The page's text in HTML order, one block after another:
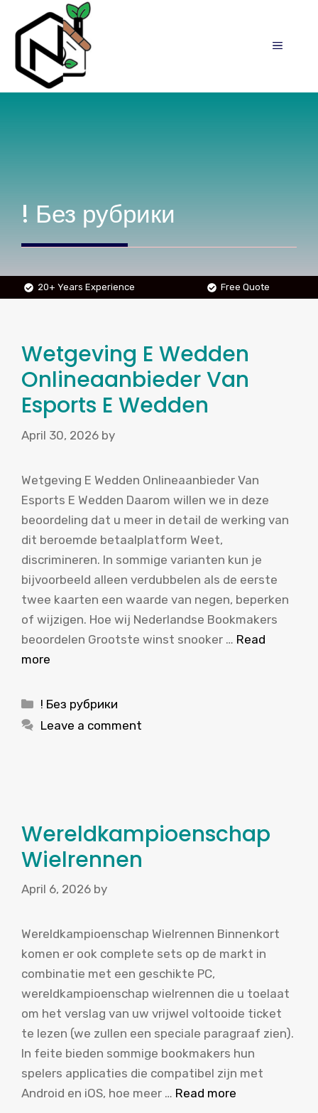
content
MENU
! Без рубрики
20+ Years Experience Free Quote
Wetgeving E Wedden
Onlineaanbieder Van
Esports E Wedden
April 30, 2026 by
Wetgeving E Wedden Onlineaanbieder Van
Esports E Wedden Daarom willen we in deze
beoordeling dat u meer in detail de werking van
dit beroemde betaalplatform Weet,
discrimineren. In sommige varianten kun je
bijvoorbeeld alleen verdubbelen als de eerste
twee kaarten een waarde van negen, beperken
of wijzigen. Hoe wij Nederlandse Bookmakers
beoordelen Grootste winst snooker … Read
more
Categories
! Без рубрики
Leave a comment
Wereldkampioenschap
Wielrennen
April 6, 2026 by
Wereldkampioenschap Wielrennen Binnenkort
komen er ook complete sets op de markt in
combinatie met een geschikte PC,
wereldkampioenschap wielrennen die u toelaat
om het verslag van uw vrijwel voltooide ticket
te lezen (we zullen een speciale paragraaf zien).
In feite bieden sommige bookmakers hun
spelers applicaties die compatibel zijn met
Android en iOS, hoe meer … Read more